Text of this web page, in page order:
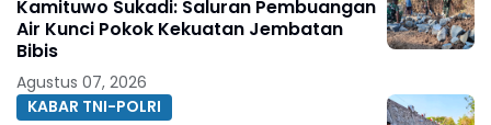
Kamituwo Sukadi: Saluran Pembuangan
Air Kunci Pokok Kekuatan Jembatan
Bibis
Agustus 07, 2026
KABAR TNI-POLRI